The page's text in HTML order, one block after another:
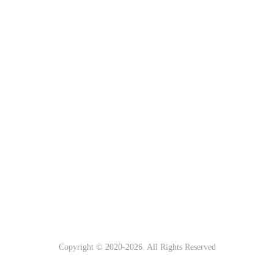
Copyright © 2020-2026. All Rights Reserved